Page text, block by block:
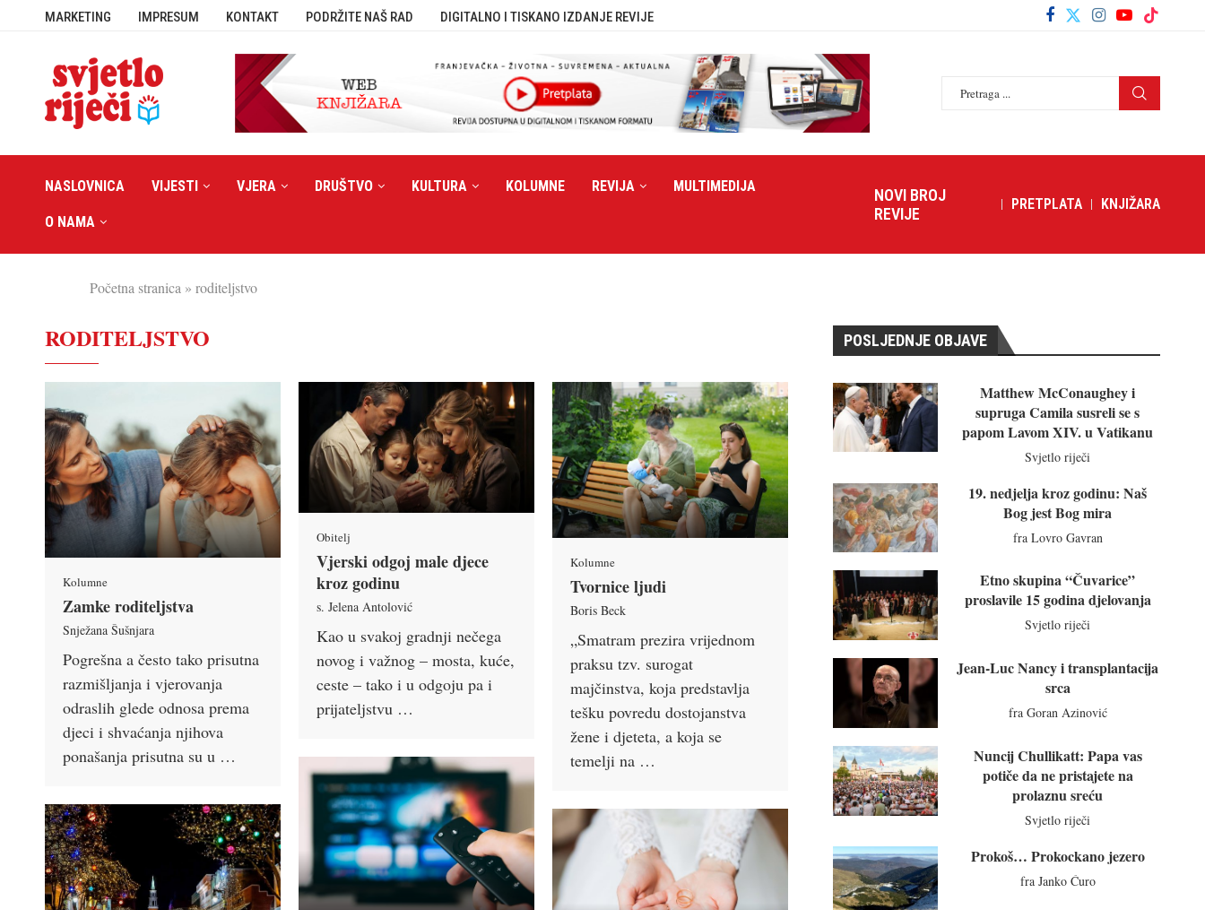
MARKETING IMPRESUM KONTAKT PODRŽITE NAŠ RAD DIGITALNO I TISKANO IZDANJE REVIJE
NASLOVNICA VIJESTI VJERA DRUŠTVO KULTURA KOLUMNE REVIJA MULTIMEDIJA
O NAMA
NOVI BROJ
REVIJE
PRETPLATA KNJIŽARA
Početna stranica » roditeljstvo
RODITELJSTVO
Kolumne
Zamke roditeljstva
Snježana Šušnjara
Pogrešna a često tako prisutna
razmišljanja i vjerovanja
odraslih glede odnosa prema
djeci i shvaćanja njihova
ponašanja prisutna su u …
Obitelj
Vjerski odgoj male djece
kroz godinu
s. Jelena Antolović
Kao u svakoj gradnji nečega
novog i važnog – mosta, kuće,
ceste – tako i u odgoju pa i
prijateljstvu …
Kolumne
Tvornice ljudi
Boris Beck
„Smatram prezira vrijednom
praksu tzv. surogat
majčinstva, koja predstavlja
tešku povredu dostojanstva
žene i djeteta, a koja se
temelji na …
POSLJEDNJE OBJAVE
Matthew McConaughey i
supruga Camila susreli se s
papom Lavom XIV. u Vatikanu
Svjetlo riječi
19. nedjelja kroz godinu: Naš
Bog jest Bog mira
fra Lovro Gavran
Etno skupina “Čuvarice”
proslavile 15 godina djelovanja
Svjetlo riječi
Jean-Luc Nancy i transplantacija
srca
fra Goran Azinović
Nuncij Chullikatt: Papa vas
potiče da ne pristajete na
prolaznu sreću
Svjetlo riječi
Prokoš… Prokockano jezero
fra Janko Ćuro